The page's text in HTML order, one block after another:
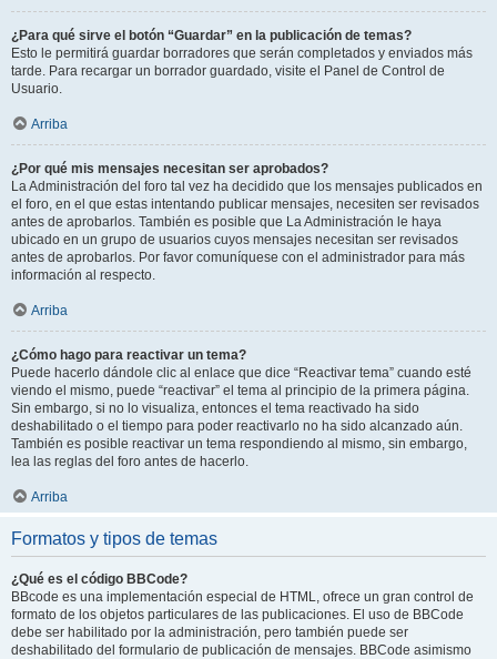
¿Para qué sirve el botón “Guardar” en la publicación de temas?
Esto le permitirá guardar borradores que serán completados y enviados más
tarde. Para recargar un borrador guardado, visite el Panel de Control de
Usuario.
Arriba
¿Por qué mis mensajes necesitan ser aprobados?
La Administración del foro tal vez ha decidido que los mensajes publicados en
el foro, en el que estas intentando publicar mensajes, necesiten ser revisados
antes de aprobarlos. También es posible que La Administración le haya
ubicado en un grupo de usuarios cuyos mensajes necesitan ser revisados
antes de aprobarlos. Por favor comuníquese con el administrador para más
información al respecto.
Arriba
¿Cómo hago para reactivar un tema?
Puede hacerlo dándole clic al enlace que dice “Reactivar tema” cuando esté
viendo el mismo, puede “reactivar” el tema al principio de la primera página.
Sin embargo, si no lo visualiza, entonces el tema reactivado ha sido
deshabilitado o el tiempo para poder reactivarlo no ha sido alcanzado aún.
También es posible reactivar un tema respondiendo al mismo, sin embargo,
lea las reglas del foro antes de hacerlo.
Arriba
Formatos y tipos de temas
¿Qué es el código BBCode?
BBcode es una implementación especial de HTML, ofrece un gran control de
formato de los objetos particulares de las publicaciones. El uso de BBCode
debe ser habilitado por la administración, pero también puede ser
deshabilitado del formulario de publicación de mensajes. BBCode asimismo